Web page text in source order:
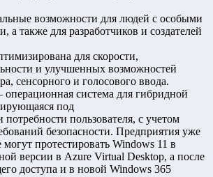
возможности для людей с особыми
а также для разработчиков и создателей
для скорости,
и улучшенных возможностей
сенсорного и голосового ввода.
система для гибридной
под
потребности пользователя, с учетом
безопасности. Предприятия уже
могут протестировать Windows 11 в
версии в Azure Virtual Desktop, а после
доступа и в новой Windows 365